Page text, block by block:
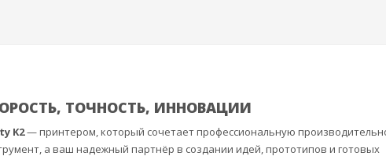
ТОЧНОСТЬ, ИННОВАЦИИ
K2— принтером, который сочетает профессиональную
а ваш надежный партнёр в создании идей, прототипов и готовых